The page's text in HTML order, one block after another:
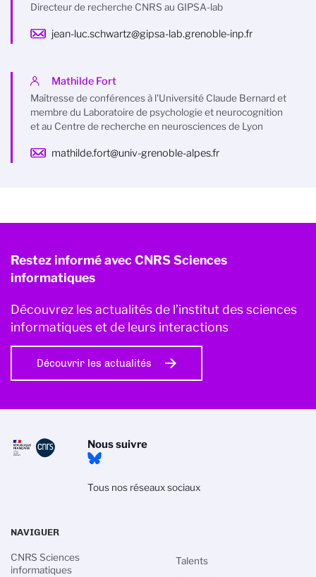
Directeur de recherche CNRS au GIPSA-lab
jean-luc.schwartz@gipsa-lab.grenoble-inp.fr
Mathilde Fort
Maîtresse de conférences à l'Université Claude Bernard et
membre du Laboratoire de psychologie et neurocognition
et au Centre de recherche en neurosciences de Lyon
mathilde.fort@univ-grenoble-alpes.fr
Restez informé avec CNRS Sciences
informatiques
Découvrez les actualités de l’institut des sciences
informatiques et de leurs interactions
Découvrir les actualités
Nous suivre
Tous nos réseaux sociaux
NAVIGUER
CNRS Sciences
informatiques
Talents